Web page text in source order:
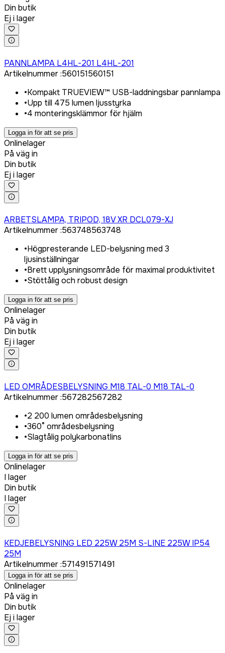
Din butik
Ej i lager
PANNLAMPA L4HL-201 L4HL-201
Artikelnummer:560151560151
•Kompakt TRUEVIEW™ USB-laddningsbar pannlampa
•Upp till 475 lumen ljusstyrka
•4 monteringsklämmor för hjälm
Logga in för att se pris
Onlinelager
På väg in
Din butik
Ej i lager
ARBETSLAMPA, TRIPOD, 18V XR DCL079-XJ
Artikelnummer:563748563748
•Högpresterande LED-belysning med 3
ljusinställningar
•Brett upplysningsområde för maximal produktivitet
•Stöttålig och robust design
Logga in för att se pris
Onlinelager
På väg in
Din butik
Ej i lager
LED OMRÅDESBELYSNING M18 TAL-0 M18 TAL-0
Artikelnummer:567282567282
•2 200 lumen områdesbelysning
•360° områdesbelysning
•Slagtålig polykarbonatlins
Logga in för att se pris
Onlinelager
I lager
Din butik
I lager
KEDJEBELYSNING LED 225W 25M S-LINE 225W IP54
25M
Artikelnummer:571491571491
Logga in för att se pris
Onlinelager
På väg in
Din butik
Ej i lager